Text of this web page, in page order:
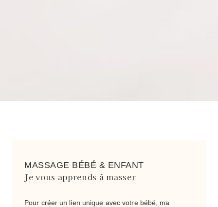
MASSAGE BÉBÉ & ENFANT
Je vous apprends à masser
Pour créer un lien unique avec votre bébé, ma